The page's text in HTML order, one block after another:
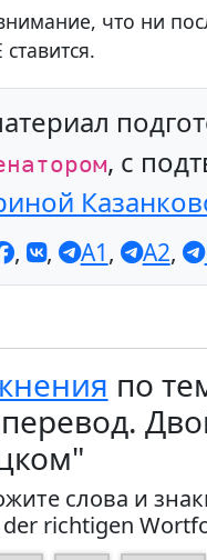
что ни
, с
, , A1, A2,
по
слова и
der richtigen